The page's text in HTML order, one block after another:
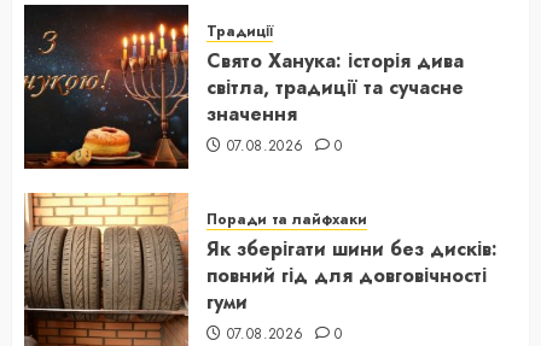
Традиції
Свято Ханука: історія дива
світла, традиції та сучасне
значення
07.08.2026 0
Поради та лайфхаки
Як зберігати шини без дисків:
повний гід для довговічності
гуми
07.08.2026 0